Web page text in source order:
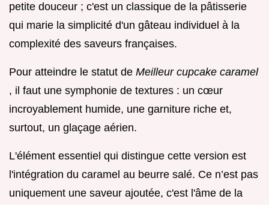
petite douceur ; c'est un classique de la pâtisserie
qui marie la simplicité d'un gâteau individuel à la
complexité des saveurs françaises.
Pour atteindre le statut de Meilleur cupcake caramel
, il faut une symphonie de textures : un cœur
incroyablement humide, une garniture riche et,
surtout, un glaçage aérien.
L'élément essentiel qui distingue cette version est
l'intégration du caramel au beurre salé. Ce n’est pas
uniquement une saveur ajoutée, c'est l'âme de la